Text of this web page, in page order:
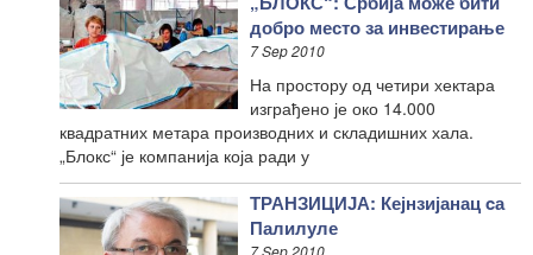
добро место за инвестирање
7 Sep 2010
На простору од четири хектара
изграђено је око 14.000
квадратних метара производних и складишних хала.
„Блокс“ је компанија која ради у
ТРАНЗИЦИЈА: Кејнзијанац cа
Палилуле
7 Sep 2010